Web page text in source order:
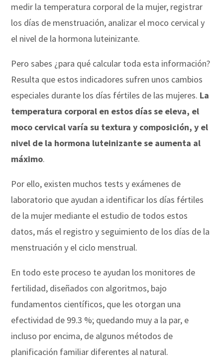
medir la temperatura corporal de la mujer, registrar
los días de menstruación, analizar el moco cervical y
el nivel de la hormona luteinizante.
Pero sabes ¿para qué calcular toda esta información?
Resulta que estos indicadores sufren unos cambios
especiales durante los días fértiles de las mujeres. La
temperatura corporal en estos días se eleva, el
moco cervical varía su textura y composición, y el
nivel de la hormona luteinizante se aumenta al
máximo.
Por ello, existen muchos tests y exámenes de
laboratorio que ayudan a identificar los días fértiles
de la mujer mediante el estudio de todos estos
datos, más el registro y seguimiento de los días de la
menstruación y el ciclo menstrual.
En todo este proceso te ayudan los monitores de
fertilidad, diseñados con algoritmos, bajo
fundamentos científicos, que les otorgan una
efectividad de 99.3 %; quedando muy a la par, e
incluso por encima, de algunos métodos de
planificación familiar diferentes al natural.